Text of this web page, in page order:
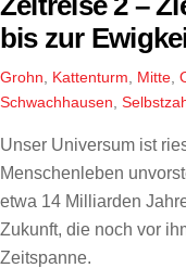
bis zur
Grohn, Kattenturm, Mitte,
Schwachhausen,
Unser Universum ist
Menschenleben
etwa 14 Milliarden
Zukunft, die noch vor
Zeitspanne.